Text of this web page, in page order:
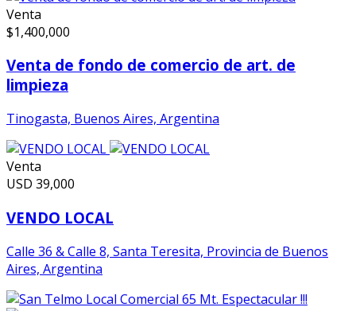
Venta
$1,400,000
Venta de fondo de comercio de art. de
limpieza
Tinogasta, Buenos Aires, Argentina
Venta
USD 39,000
VENDO LOCAL
Calle 36 & Calle 8, Santa Teresita, Provincia de Buenos
Aires, Argentina